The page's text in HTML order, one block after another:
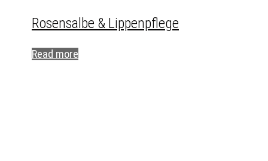
Rosensalbe & Lippenpflege
Read more